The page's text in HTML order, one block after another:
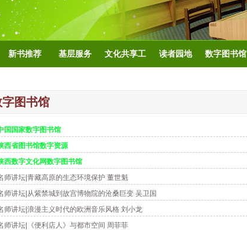
新书推荐 基层服务 文化共享工 读者园地 数字图书馆
字图书馆
国国家数字图书馆
西省图书馆数字资源
西数字文化网数字图书馆
师讲坛|青藏高原的生态环境保护 董世魁
师讲坛|从紫禁城到故宫博物院的沧桑巨变 吴卫国
师讲坛|浪漫主义时代的欧洲音乐风格 刘小龙
师讲坛|《便利店人》与都市空间 周菲菲